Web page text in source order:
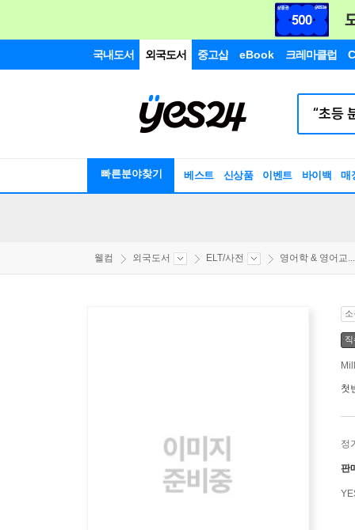
국내도서 외국도서 중고샵 eBook 크레마클럽
빠른분야찾기 베스트 신상품 이벤트 바이백 매
웰컴 외국도서 ELT/사전 영어학 & 영어교...
첫
정
판